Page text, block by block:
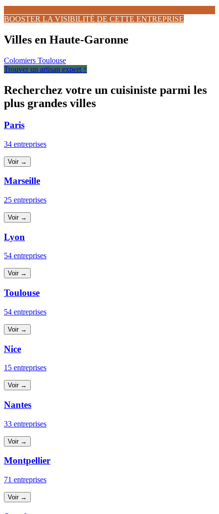
BOOSTER LA VISIBILITÉ DE CETTE ENTREPRISE
Villes en Haute-Garonne
Colomiers Toulouse
Trouver un artisan expert ↑
Recherchez votre un cuisiniste parmi les
plus grandes villes
Paris
34 entreprises
Voir →
Marseille
25 entreprises
Voir →
Lyon
54 entreprises
Voir →
Toulouse
54 entreprises
Voir →
Nice
15 entreprises
Voir →
Nantes
33 entreprises
Voir →
Montpellier
71 entreprises
Voir →